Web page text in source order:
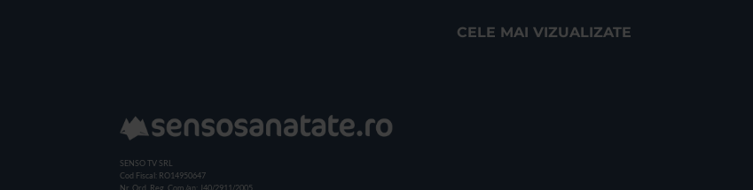
SENSO TV SRL
Cod Fiscal: RO14950647
Nr. Ord. Reg. Com./an: J40/2911/2005
CELE MAI VIZUALIZATE